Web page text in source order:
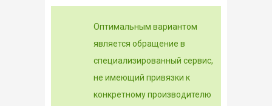
Оптимальным вариантом
является обращение в
специализированный сервис,
не имеющий привязки к
конкретному производителю